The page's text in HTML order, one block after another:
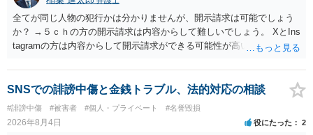
全てが同じ人物の犯行かは分かりませんが、開示請求は可能でしょう
か？ →５ｃｈの方の開示請求は内容からして難しいでしょう。 XとIns
tagramの方は内容からして開示請求ができる可能性が高いでしょう。
いでしょう。７月中にアカウントが削除されている場合、今から進め
ても失敗する可能性が高いように思われます。 相手を特定できた場
合、相手に全ての弁護士費用を負担させることは可能でしょうか？ →
訴訟外の交渉で相手方が認めれば負担させることができるでしょう。
訴訟で判決となった場合は、実際の弁護士費用が認められる場合と認
SNSでの誹謗中傷と金銭トラブル、法的対応の相談
#誹謗中傷 #被害者 #個人・プライベート #名誉毀損
2026年8月4日 役にたった 2